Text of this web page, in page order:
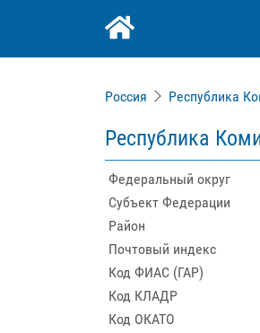
Россия Республика
Республика
Федеральный округ
Субъект Федерации
Район
Почтовый индекс
Код ФИАС (ГАР)
Код КЛАДР
Код ОКАТО